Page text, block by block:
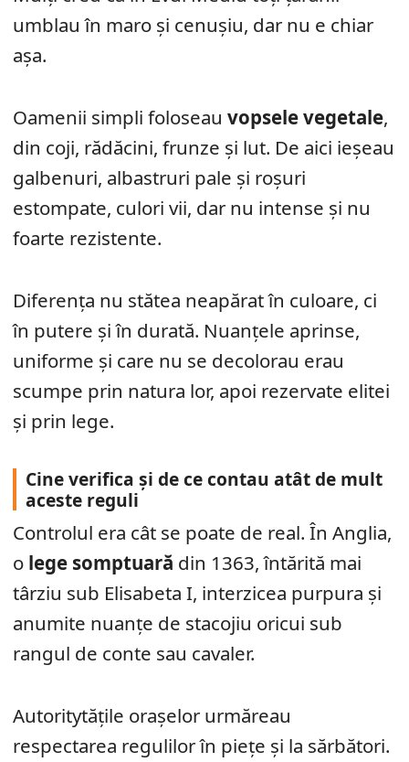
umblau în maro și cenușiu, dar nu e chiar
așa.
Oamenii simpli foloseau vopsele vegetale,
din coji, rădăcini, frunze și lut. De aici ieșeau
galbenuri, albastruri pale și roșuri
estompate, culori vii, dar nu intense și nu
foarte rezistente.
Diferența nu stătea neapărat în culoare, ci
în putere și în durată. Nuanțele aprinse,
uniforme și care nu se decolorau erau
scumpe prin natura lor, apoi rezervate elitei
și prin lege.
Cine verifica și de ce contau atât de mult
aceste reguli
Controlul era cât se poate de real. În Anglia,
o lege somptuară din 1363, întărită mai
târziu sub Elisabeta I, interzicea purpura și
anumite nuanțe de stacojiu oricui sub
rangul de conte sau cavaler.
Autoritytățile orașelor urmăreau
respectarea regulilor în piețe și la sărbători.